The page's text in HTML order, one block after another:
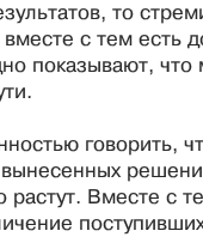
то
с тем есть
показывают,
говорить,
вынесенных
растут. Вместе с